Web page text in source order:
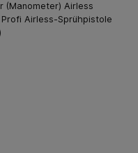
(Manometer) Airless
Profi Airless-Sprühpistole